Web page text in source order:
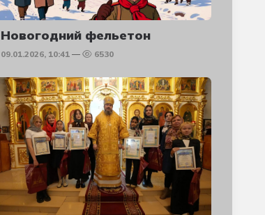
Новогодний фельетон
09.01.2026, 10:41 6530